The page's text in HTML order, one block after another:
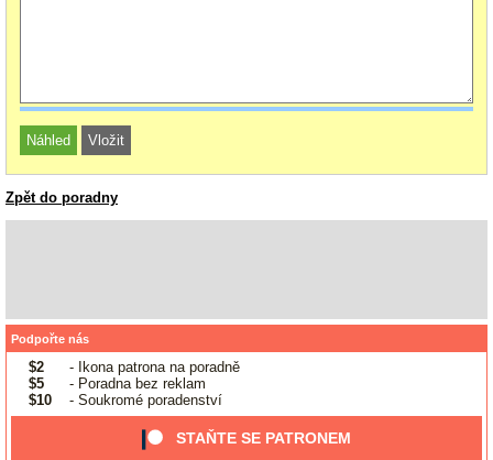
Zpět do poradny
Podpořte nás
$2
- Ikona patrona na poradně
$5
- Poradna bez reklam
$10
- Soukromé poradenství
STAŇTE SE PATRONEM